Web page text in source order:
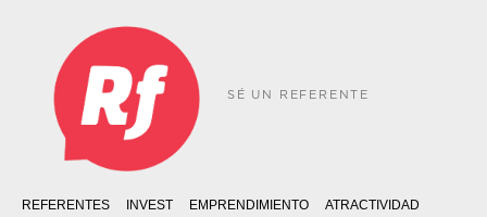
SÉ UN REFERENTE
REFERENTES INVEST EMPRENDIMIENTO
ATRACTIVIDAD